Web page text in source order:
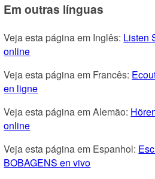
Em outras línguas
Veja esta página em Inglês: Listen
online
Veja esta página em Francês:
en ligne
Veja esta página em Alemão:
online
Veja esta página em Espanhol:
BOBAGENS en vivo